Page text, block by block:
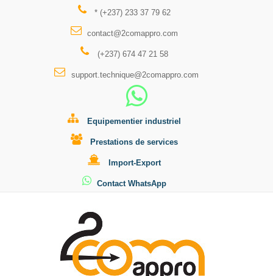
* (+237) 233 37 79 62
contact@2comappro.com
(+237) 674 47 21 58
support.technique@2comappro.com
Equipementier industriel
Prestations de services
Import-Export
Contact WhatsApp